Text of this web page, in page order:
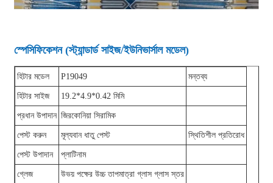
স্পেসিফিকেশন (স্ট্যান্ডার্ড সাইজ/ইউনিভার্সাল মডেল)
হিটার মডেল P19049 মন্তব্য
হিটার সাইজ 19.2*4.9*0.42 মিমি
প্রধান উপাদান জিরকোনিয়া সিরামিক
পেস্ট করুন মূল্যবান ধাতু পেস্ট স্থিতিশীল প্রতিরোধ
পেস্ট উপাদান প্লাটিনাম
গ্লেজ উভয় পক্ষের উচ্চ তাপমাত্রা গ্লাস গ্লাস স্তর